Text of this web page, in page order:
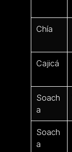
Chía
Cajicá
Soach
a
Soach
a